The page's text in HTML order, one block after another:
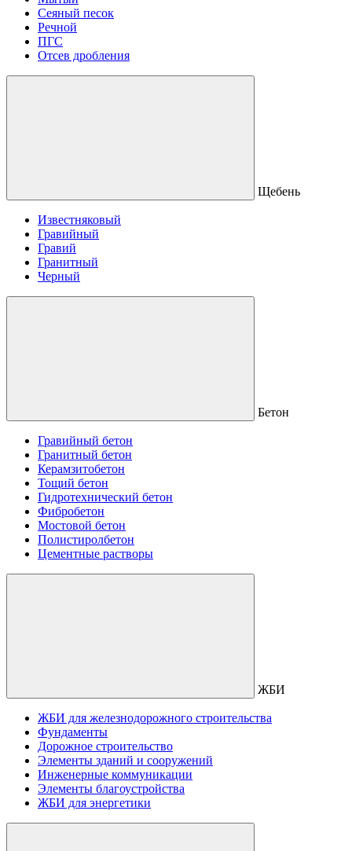
Сеяный песок
Речной
ПГС
Отсев дробления
Щебень
Известняковый
Гравийный
Гравий
Гранитный
Черный
Бетон
Гравийный бетон
Гранитный бетон
Керамзитобетон
Тощий бетон
Гидротехнический бетон
Фибробетон
Мостовой бетон
Полистиролбетон
Цементные растворы
ЖБИ
ЖБИ для железнодорожного строительства
Фундаменты
Дорожное строительство
Элементы зданий и сооружений
Инженерные коммуникации
Элементы благоустройства
ЖБИ для энергетики